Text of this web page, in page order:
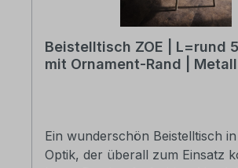
Beistelltisch ZOE | L=rund
mit Ornament-Rand |
Ein wunderschön Beistelltisch
Optik, der überall zum Einsatz